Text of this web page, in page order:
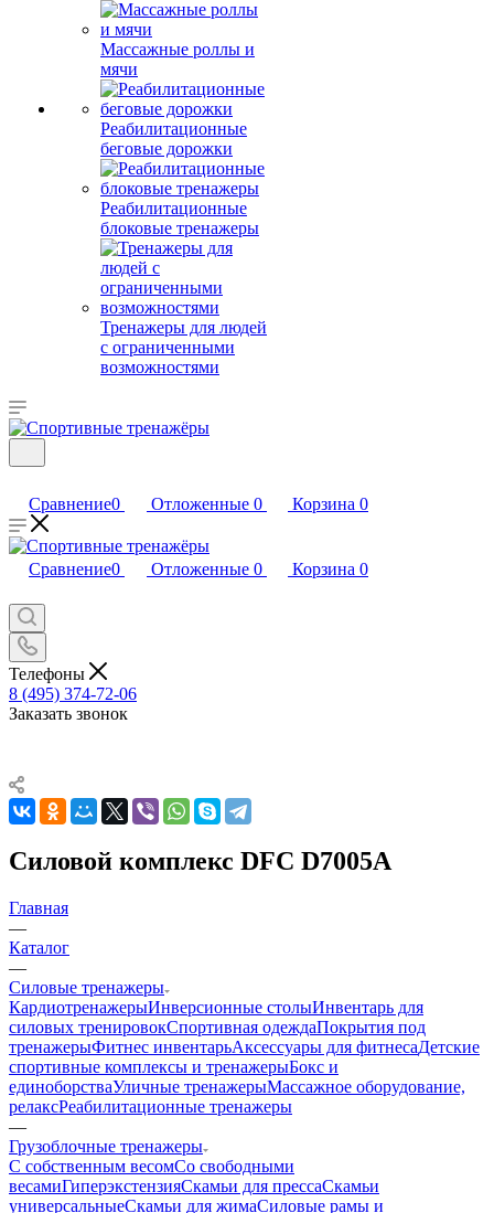
Массажные роллы и
мячи
Реабилитационные
беговые дорожки
Реабилитационные
блоковые тренажеры
Тренажеры для людей
с ограниченными
возможностями
Сравнение0 Отложенные 0 Корзина 0
Сравнение0 Отложенные 0 Корзина 0
Телефоны
8 (495) 374-72-06
Заказать звонок
Силовой комплекс DFC D7005A
Главная
—
Каталог
—
Силовые тренажеры
КардиотренажерыИнверсионные столыИнвентарь для
силовых тренировокСпортивная одеждаПокрытия под
тренажерыФитнес инвентарьАксессуары для фитнесаДетские
спортивные комплексы и тренажерыБокс и
единоборстваУличные тренажерыМассажное оборудование,
релаксРеабилитационные тренажеры
—
Грузоблочные тренажеры
С собственным весомСо свободными
весамиГиперэкстензияСкамьи для прессаСкамьи
универсальныеСкамьи для жимаСиловые рамы и